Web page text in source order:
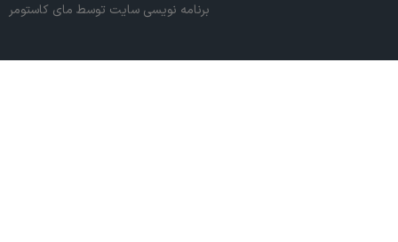
برنامه نویسی سایت توسط مای کاستومر